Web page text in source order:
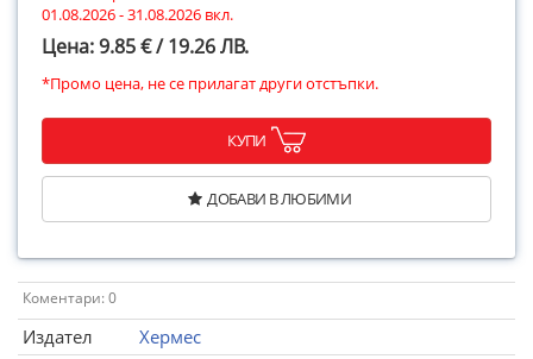
01.08.2026 - 31.08.2026 вкл.
Цена: 9.85 € / 19.26 ЛВ.
*Промо цена, не се прилагат други отстъпки.
КУПИ
ДОБАВИ В ЛЮБИМИ
Коментари: 0
Издател
Хермес